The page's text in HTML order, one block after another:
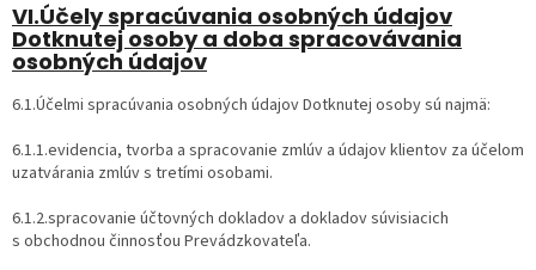
VI.Účely spracúvania osobných údajov
Dotknutej osoby a doba spracovávania
osobných údajov
6.1.Účelmi spracúvania osobných údajov Dotknutej osoby sú najmä:
6.1.1.evidencia, tvorba a spracovanie zmlúv a údajov klientov za účelom
uzatvárania zmlúv s tretími osobami.
6.1.2.spracovanie účtovných dokladov a dokladov súvisiacich
s obchodnou činnosťou Prevádzkovateľa.